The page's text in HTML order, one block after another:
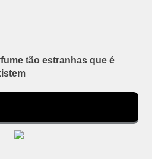
tão estranhas que é